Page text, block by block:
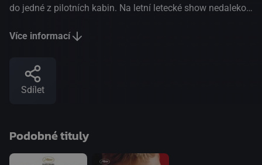
do jedné z pilotních kabin. Na letní letecké show nedaleko
starou místní dívku Auste. Ta, na rozdíl od Sangaile, vede
Sangaile se Auste svěří se svým nejhlubším tajemstvím a
najde ve své dospívající lásce jedinou skutečnou oporu,
která jí dodá odvahu k létání. Hlavní soutěž, Art Film Fest
Více informací
Sdílet
Podobné tituly